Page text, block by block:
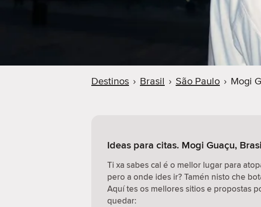
Destinos › Brasil › São Paulo › Mogi
Ideas para citas. Mogi Guaçu,
Ti xa sabes cal é o mellor lugar para
pero a onde ides ir? Tamén nisto che
Aquí tes os mellores sitios e propostas
quedar: